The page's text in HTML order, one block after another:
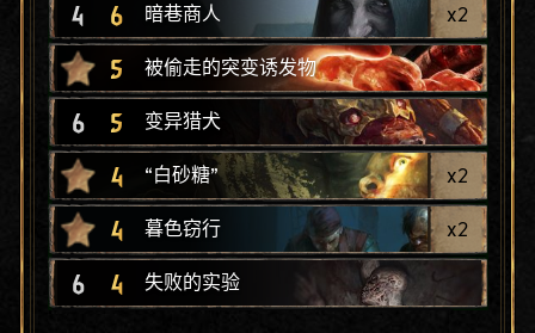
4 6 暗巷商人 x2
5 被偷走的突变诱发物
6 5 变异猎犬
4 “白砂糖” x2
4 暮色窃行 x2
6 4 失败的实验